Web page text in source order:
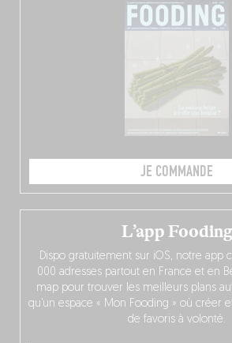
JE COMMANDE
L’app Fooding
Dispo gratuitement sur iOS, notre app
000 adresses partout en France et en
map pour trouver les meilleurs plans
qu’un espace « Mon Fooding » où créer
de favoris à volonté.